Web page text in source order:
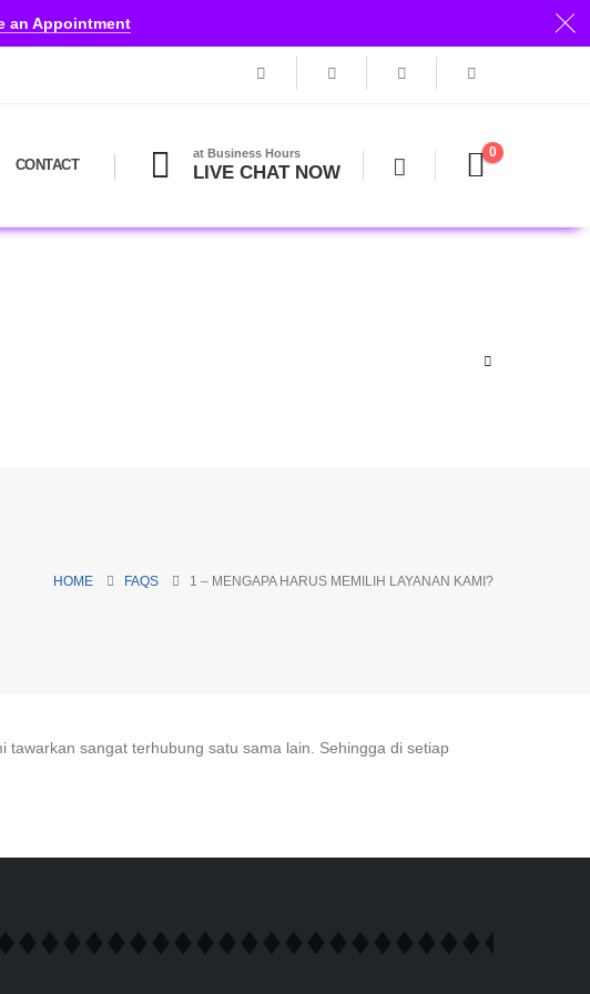
an Appointment
CONTACT
at Business Hours
LIVE CHAT NOW
0
HOME FAQS 1 – MENGAPA HARUS MEMILIH LAYANAN KAMI?
sangat terhubung satu sama lain. Sehingga di setiap